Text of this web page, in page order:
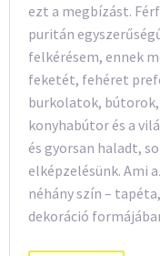
ezt a megbízást.
puritán
felkérésem, ennek
feketét, fehéret
burkolatok,
konyhabútor és a
és gyorsan haladt,
elképzelésünk. Ami
néhány szín –
dekoráció